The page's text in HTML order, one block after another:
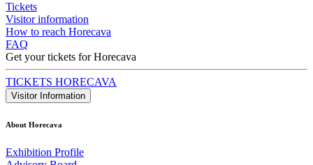
Tickets
Visitor information
How to reach Horecava
FAQ
Get your tickets for Horecava
TICKETS HORECAVA
Visitor Information
About Horecava
Exhibition Profile